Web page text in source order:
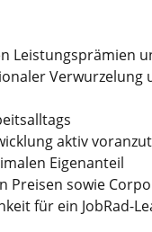
Leistungs­prämien
aktiv
Eigenanteil
sowie
für ein JobRad-